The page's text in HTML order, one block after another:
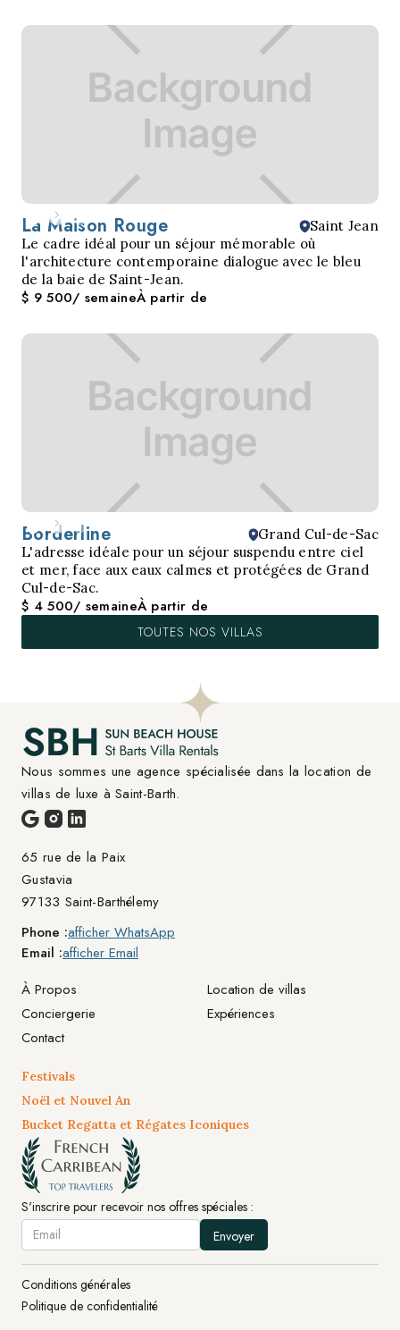
La Maison Rouge
Saint Jean
Le cadre idéal pour un séjour mémorable où
l'architecture contemporaine dialogue avec le bleu
de la baie de Saint-Jean.
$ 9 500/ semaineÀ partir de
Borderline
Grand Cul-de-Sac
L'adresse idéale pour un séjour suspendu entre ciel
et mer, face aux eaux calmes et protégées de Grand
Cul-de-Sac.
$ 4 500/ semaineÀ partir de
TOUTES NOS VILLAS
Nous sommes une agence spécialisée dans la location de
villas de luxe à Saint-Barth.
65 rue de la Paix
Gustavia
97133 Saint-Barthélemy
Phone :afficher WhatsApp
Email :afficher Email
À Propos
Location de villas
Conciergerie
Expériences
Contact
Festivals
Noël et Nouvel An
Bucket Regatta et Régates Iconiques
S'inscrire pour recevoir nos offres spéciales :
Conditions générales
Politique de confidentialité